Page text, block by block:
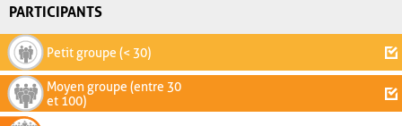
PARTICIPANTS
Petit groupe (< 30)
Moyen groupe (entre 30
et 100)